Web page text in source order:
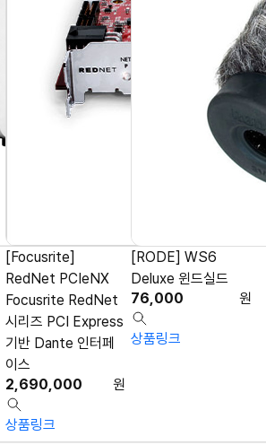
[Focusrite]
RedNet PCIeNX
Focusrite RedNet
시리즈 PCI Express
기반 Dante 인터페
이스
2,690,000
원
상품링크
[RODE] WS6
Deluxe 윈드실드
76,000
원
상품링크